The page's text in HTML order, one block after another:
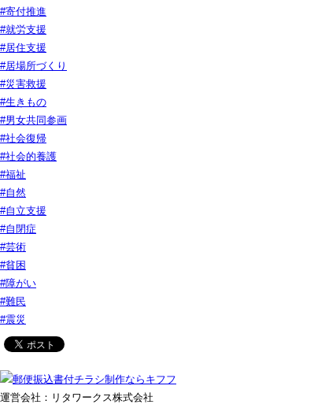
#寄付推進
#就労支援
#居住支援
#居場所づくり
#災害救援
#生きもの
#男女共同参画
#社会復帰
#社会的養護
#福祉
#自然
#自立支援
#自閉症
#芸術
#貧困
#障がい
#難民
#震災
運営会社：リタワークス株式会社